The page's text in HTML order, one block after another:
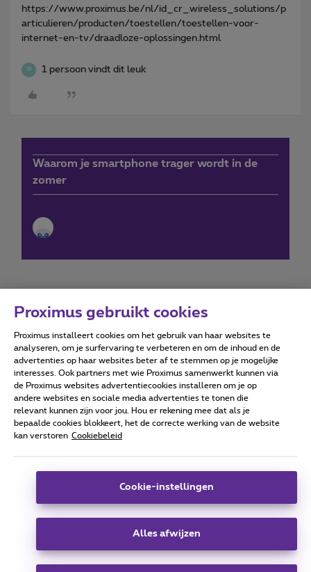
https://www.proximus.be/nl/id_cr_wireless_solutions/p
articulieren/producten/toestellen/toestellen-voor-
internet-en-tv/draadloze-oplossingen.html
W 1 persoon vindt dit leuk
Waarom je smartphone trager wordt in de
zomer
Forumvoorwaarden Accessibility statement
Alle rechten voorbehouden. © Proximus
Algemene voorwaarden, consumenteninfo
Deze website is gecreëerd en wordt beheerd conform het
Koning Albert II-laan 27 - B-1030 Brussel.
Carrier & Wholesale Solutions
Proximus gebruikt cookies
Proximus installeert cookies om het gebruik van haar websites te
analyseren, om je surfervaring te verbeteren en om de inhoud en de
advertenties op haar websites beter af te stemmen op je mogelijke
interesses. Ook partners met wie Proximus samenwerkt kunnen via
de Proximus websites advertentiecookies installeren om je op
andere websites en sociale media advertenties te tonen die
relevant kunnen zijn voor jou. Hou er rekening mee dat als je
bepaalde cookies blokkeert, het de correcte werking van de website
kan verstoren Cookiebeleid
Cookie-instellingen
Alles afwijzen